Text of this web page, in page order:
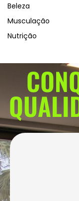
Beleza
Musculação
Nutrição